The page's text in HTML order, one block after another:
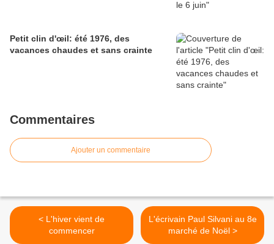
Petit clin d'œil: été 1976, des
vacances chaudes et sans crainte
Commentaires
Ajouter un commentaire
< L'hiver vient de
commencer
L'écrivain Paul Silvani au 8e
marché de Noël >